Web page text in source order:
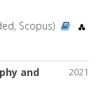
Scopus)
2021
and